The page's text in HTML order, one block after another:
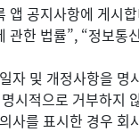
앱 공지사항에 게시
관한 법률”, “정보
자 및 개정사항을
시적으로 거부하지
사를 표시한 경우